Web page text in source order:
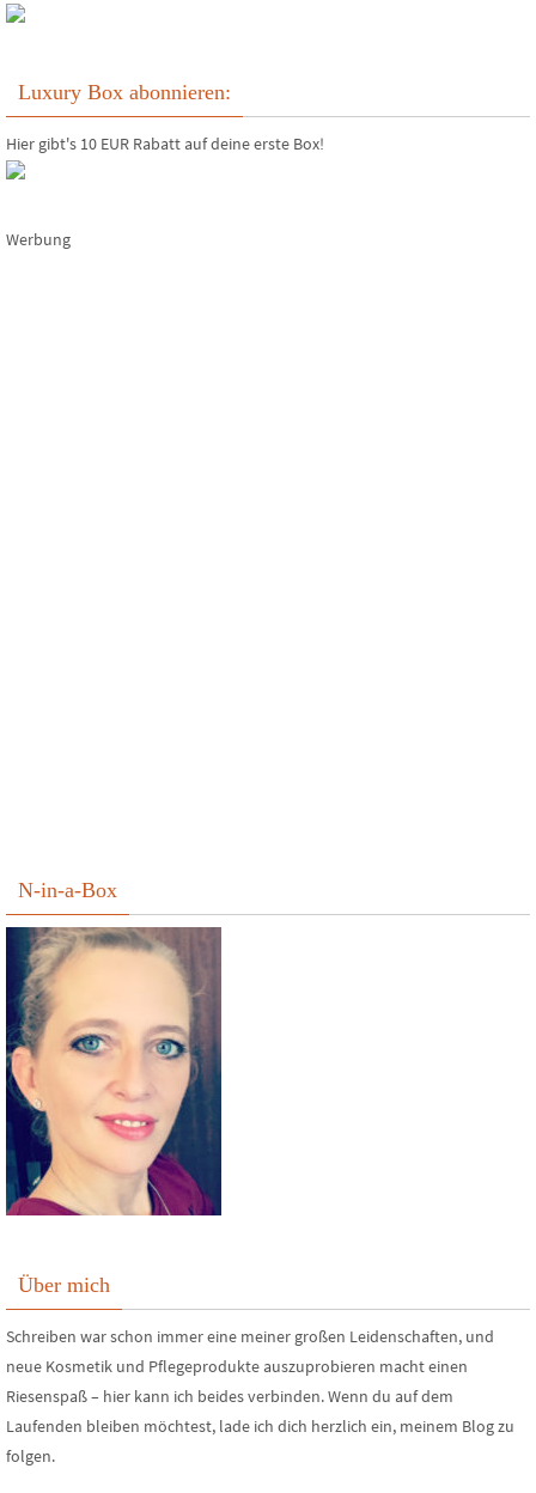
Luxury Box abonnieren:
Hier gibt's 10 EUR Rabatt auf deine erste Box!
Werbung
N-in-a-Box
Über mich
Schreiben war schon immer eine meiner großen Leidenschaften, und
neue Kosmetik und Pflegeprodukte auszuprobieren macht einen
Riesenspaß – hier kann ich beides verbinden. Wenn du auf dem
Laufenden bleiben möchtest, lade ich dich herzlich ein, meinem Blog zu
folgen.